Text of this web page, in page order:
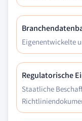
Eigenentwickelte
Regulatorische
Staatliche